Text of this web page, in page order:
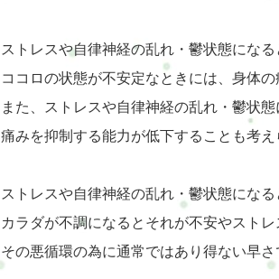
ストレスや自律神経の乱れ・鬱状態にな
ココロの状態が不安定なときには、身体
また、ストレスや自律神経の乱れ・鬱状
痛みを抑制する能力が低下することも考え
ストレスや自律神経の乱れ・鬱状態になる
カラダが不調になるとそれが不安やスト
その悪循環の為に通常ではあり得ない早